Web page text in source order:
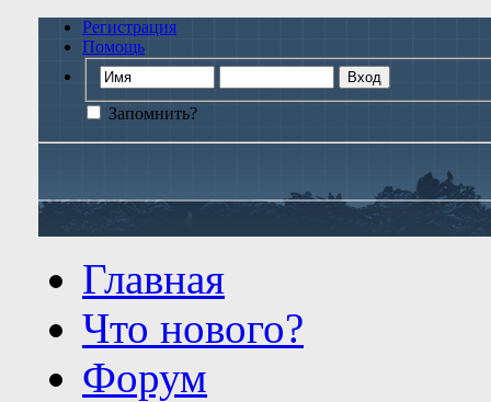
Регистрация
Помощь
Запомнить?
Главная
Что нового?
Форум